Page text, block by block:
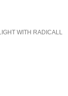
WITH RADICALL